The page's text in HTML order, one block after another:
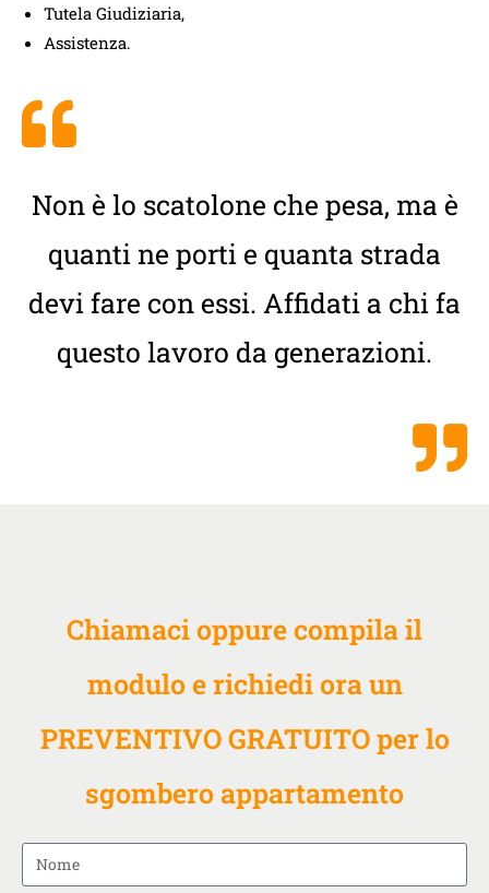
Tutela Giudiziaria,
Assistenza.
Non è lo scatolone che pesa, ma è
quanti ne porti e quanta strada
devi fare con essi. Affidati a chi fa
questo lavoro da generazioni.
Chiamaci oppure compila il
modulo e richiedi ora un
PREVENTIVO GRATUITO per lo
sgombero appartamento